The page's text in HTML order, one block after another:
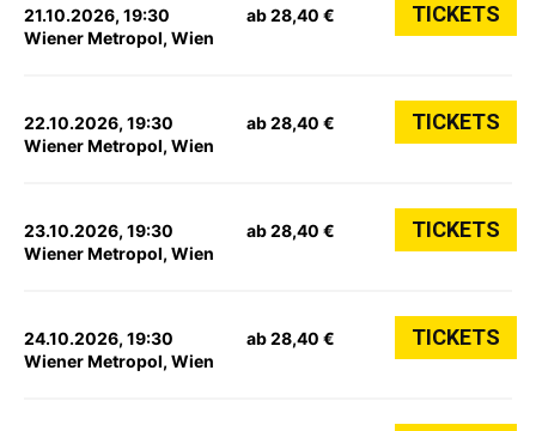
21.10.2026, 19:30
Wiener Metropol, Wien
ab 28,40 € TICKETS
22.10.2026, 19:30
Wiener Metropol, Wien
ab 28,40 € TICKETS
23.10.2026, 19:30
Wiener Metropol, Wien
ab 28,40 € TICKETS
24.10.2026, 19:30
Wiener Metropol, Wien
ab 28,40 € TICKETS